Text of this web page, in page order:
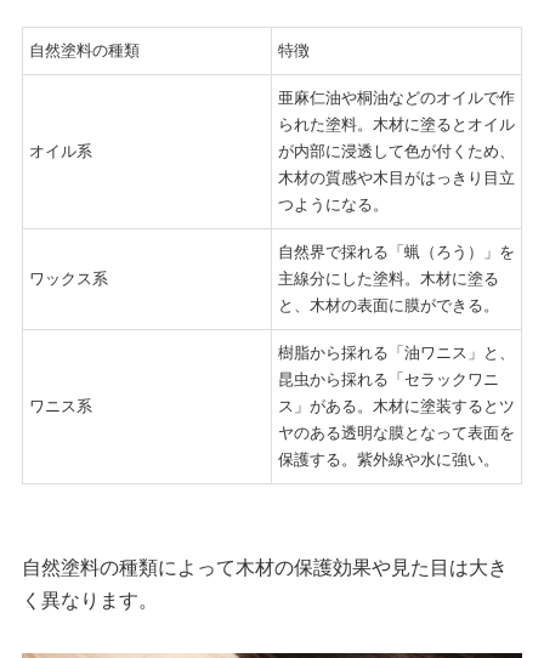
自然塗料の種類 特徴
オイル系
亜麻仁油や桐油などのオイルで作
られた塗料。木材に塗るとオイル
が内部に浸透して色が付くため、
木材の質感や木目がはっきり目立
つようになる。
ワックス系
自然界で採れる「蝋（ろう）」を
主線分にした塗料。木材に塗る
と、木材の表面に膜ができる。
ワニス系
樹脂から採れる「油ワニス」と、
昆虫から採れる「セラックワニ
ス」がある。木材に塗装するとツ
ヤのある透明な膜となって表面を
保護する。紫外線や水に強い。
自然塗料の種類によって木材の保護効果や見た目は大き
く異なります。